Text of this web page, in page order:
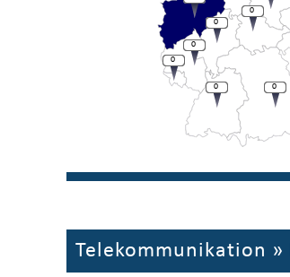
0
0
0
0
0
0
Telekommunikation »